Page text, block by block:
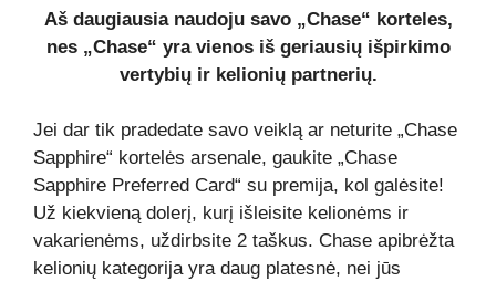
Aš daugiausia naudoju savo „Chase“ korteles,
nes „Chase“ yra vienos iš geriausių išpirkimo
vertybių ir kelionių partnerių.
Jei dar tik pradedate savo veiklą ar neturite „Chase
Sapphire“ kortelės arsenale, gaukite „Chase
Sapphire Preferred Card“ su premija, kol galėsite!
Už kiekvieną dolerį, kurį išleisite kelionėms ir
vakarienėms, uždirbsite 2 taškus. Chase apibrėžta
kelionių kategorija yra daug platesnė, nei jūs